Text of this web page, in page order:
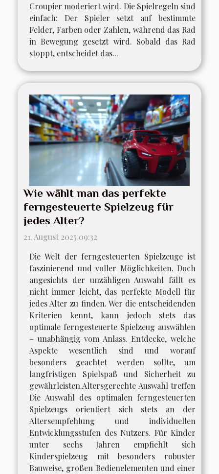
Croupier moderiert wird. Die Spielregeln sind
einfach: Der Spieler setzt auf bestimmte
Felder, Farben oder Zahlen, während das Rad
in Bewegung gesetzt wird. Sobald das Rad
stoppt, entscheidet das...
Wie wählt man das perfekte
ferngesteuerte Spielzeug für
jedes Alter?
21. August 2025 09:32
Die Welt der ferngesteuerten Spielzeuge ist
faszinierend und voller Möglichkeiten. Doch
angesichts der unzähligen Auswahl fällt es
nicht immer leicht, das perfekte Modell für
jedes Alter zu finden. Wer die entscheidenden
Kriterien kennt, kann jedoch stets das
optimale ferngesteuerte Spielzeug auswählen
– unabhängig vom Anlass. Entdecke, welche
Aspekte wesentlich sind und worauf
besonders geachtet werden sollte, um
langfristigen Spielspaß und Sicherheit zu
gewährleisten.Altersgerechte Auswahl treffen
Die Auswahl des optimalen ferngesteuerten
Spielzeugs orientiert sich stets an der
Altersempfehlung und individuellen
Entwicklungsstufen des Nutzers. Für Kinder
unter sechs Jahren empfiehlt sich
Kinderspielzeug mit besonders robuster
Bauweise, großen Bedienelementen und einer